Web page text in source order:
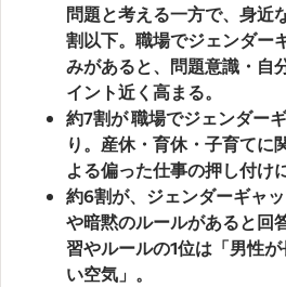
問題と考える一方で、身近
割以下。職場でジェンダー
みがあると、問題意識・自
イント近く高まる。
約7割が 職場でジェンダー
り。産休・育休・子育てに
よる偏った仕事の押し付け
約6割が、ジェンダーギャ
や暗黙のルールがあると回
習やルールの1位は「男性
い空気」。